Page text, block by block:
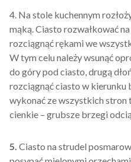
4. Na stole kuchennym
mąką. Ciasto rozwałkować
rozciągnąć rękami we
W tym celu należy wsunąć
do góry pod ciasto, drugą
rozciągnąć ciasto w kierunku
wykonać ze wszystkich stron
cienkie – grubsze brzegi
5. Ciasto na strudel